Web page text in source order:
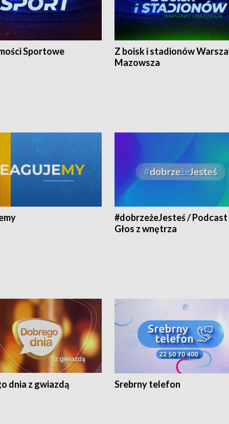
Sportowe
Z boisk i stadionów
Mazowsza
#dobrzeżeJesteś /
Głos z wnętrza
dnia z gwiazdą Srebrny telefon